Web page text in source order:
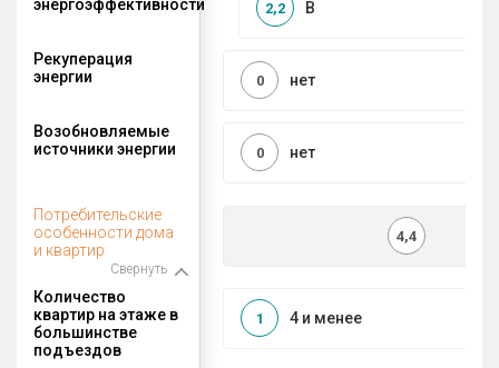
энергоэффективности
B
2,2
Рекуперация
энергии
нет
0
Возобновляемые
источники энергии
нет
0
Потребительские
особенности дома
и квартир
Свернуть
4,4
Количество
квартир на этаже в
большинстве
подъездов
4 и менее
1